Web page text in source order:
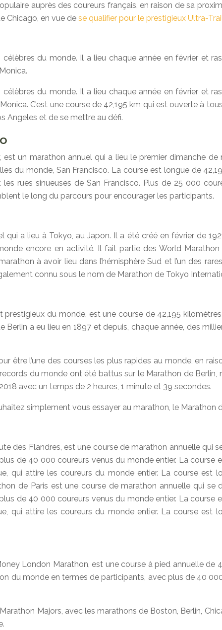
auprès des coureurs français, en raison de sa
Chicago, en vue dese qualifier pour le prestigieux Ultra-
du monde. Il a lieu chaque année en février et
du monde. Il a lieu chaque année en février et
C’est une course de 42,195 km qui est ouverte à
Angeles et de se mettre au défi.
un marathon annuel qui a lieu le premier dimanche
du monde, San Francisco. La course est longue de
rues sinueuses de San Francisco. Plus de 25 000
le long du parcours pour encourager les participants.
a lieu à Tokyo, au Japon. Il a été créé en février de
encore en activité. Il fait partie des World
à avoir lieu dans l’hémisphère Sud et l’un des
connu sous le nom de Marathon de Tokyo
prestigieux du monde, est une course de 42,195
a eu lieu en 1897 et depuis, chaque année, des
être l’une des courses les plus rapides au monde, en
du monde ont été battus sur le Marathon de
avec un temps de 2 heures, 1 minute et 39 secondes.
simplement vous essayer au marathon, le Marathon
des Flandres, est une course de marathon annuelle qui
de 40 000 coureurs venus du monde entier. La course
qui attire les coureurs du monde entier. La course est
de Paris est une course de marathon annuelle qui se
de 40 000 coureurs venus du monde entier. La course
qui attire les coureurs du monde entier. La course est
London Marathon, est une course à pied annuelle de
du monde en termes de participants, avec plus de 40
Majors, avec les marathons de Boston, Berlin,